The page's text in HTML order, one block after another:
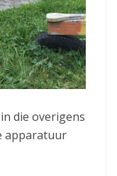
die overigens
apparatuur